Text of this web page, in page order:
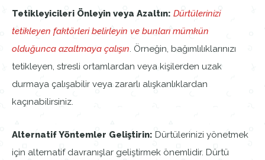
Tetikleyicileri Önleyin veya Azaltın: Dürtülerinizi
tetikleyen faktörleri belirleyin ve bunları mümkün
olduğunca azaltmaya çalışın. Örneğin, bağımlılıklarınızı
tetikleyen, stresli ortamlardan veya kişilerden uzak
durmaya çalışabilir veya zararlı alışkanlıklardan
kaçınabilirsiniz.
Alternatif Yöntemler Geliştirin: Dürtülerinizi yönetmek
için alternatif davranışlar geliştirmek önemlidir. Dürtü